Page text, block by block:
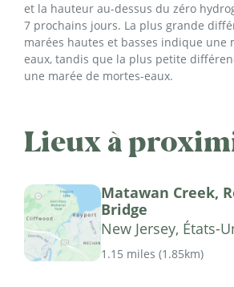
et la hauteur au-dessus du zéro
7 prochains jours. La plus grande
marées hautes et basses indique une
eaux, tandis que la plus petite
une marée de mortes-eaux.
Lieux à
Matawan Creek,
Bridge
New Jersey, États-
1.15 miles (1.85km)